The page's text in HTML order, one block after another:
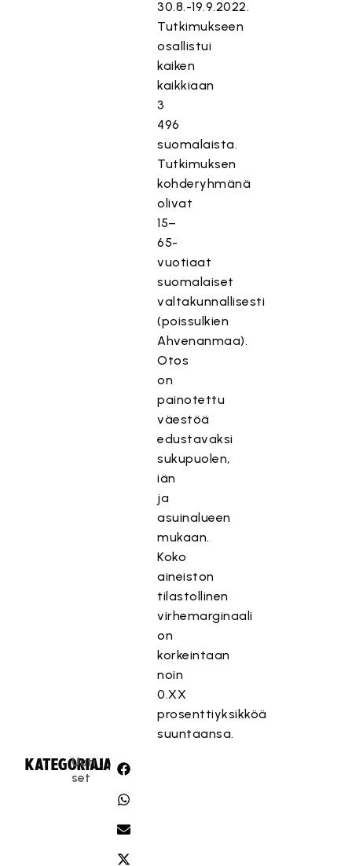
30.8.-19.9.2022.
Tutkimukseen
osallistui
kaiken
kaikkiaan
3
496
suomalaista.
Tutkimuksen
kohderyhmänä
olivat
15–
65-
vuotiaat
suomalaiset
valtakunnallisesti
(poissulkien
Ahvenanmaa).
Otos
on
painotettu
väestöä
edustavaksi
sukupuolen,
iän
ja
asuinalueen
mukaan.
Koko
aineiston
tilastollinen
virhemarginaali
on
korkeintaan
noin
0.XX
prosenttiyksikköä
suuntaansa.
KATEGORIA:
Uuti
set
JAA: